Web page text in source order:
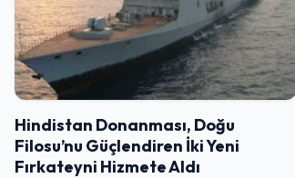
Hindistan Donanması, Doğu
Filosu’nu Güçlendiren İki Yeni
Fırkateyni Hizmete Aldı